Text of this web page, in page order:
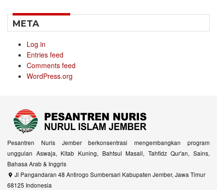
META
Log in
Entries feed
Comments feed
WordPress.org
Pesantren Nuris Jember berkonsentrasi mengembangkan program
unggulan Aswaja, Kitab Kuning, Bahtsul Masail, Tahfidz Qur'an, Sains,
Bahasa Arab & Inggris
Jl Pangandaran 48 Antirogo Sumbersari Kabupaten Jember, Jawa Timur
68125 Indonesia